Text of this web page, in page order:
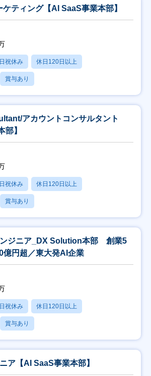
ティング【AI SaaS事業本部】
祝休み 休日120日以上
賞与あり
アカウントコンサルタント
部】
祝休み 休日120日以上
賞与あり
ンジニア_DX Solution本部 創業5
億円超／東大発AI企業
祝休み 休日120日以上
賞与あり
ア【AI SaaS事業本部】